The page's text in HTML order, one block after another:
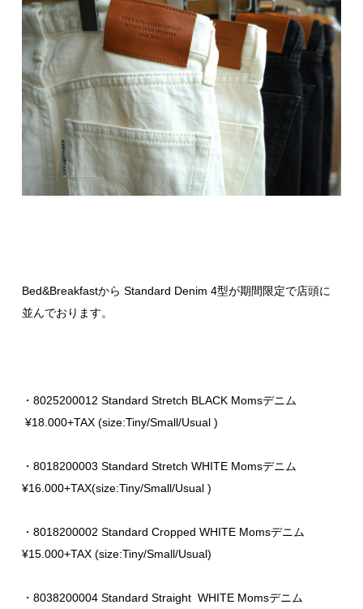
Bed&Breakfastから Standard Denim 4型が期間限定で店頭に
並んでおります。
・8025200012 Standard Stretch BLACK Momsデニム
¥18.000+TAX (size:Tiny/Small/Usual )
・8018200003 Standard Stretch WHITE Momsデニム
¥16.000+TAX(size:Tiny/Small/Usual )
・8018200002 Standard Cropped WHITE Momsデニム
¥15.000+TAX (size:Tiny/Small/Usual)
・8038200004 Standard Straight WHITE Momsデニム